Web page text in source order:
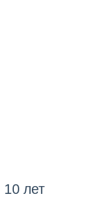
10 лет